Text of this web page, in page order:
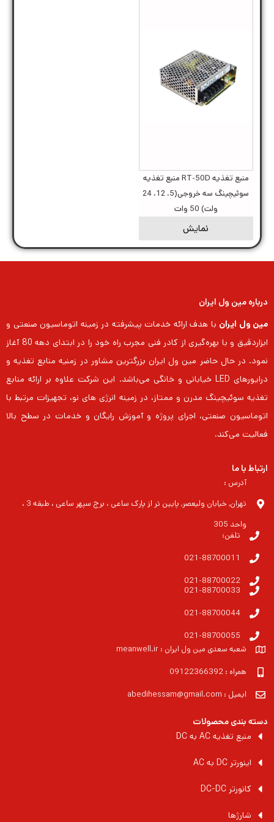
منبع تغذیه RT-50D منبع تغذیه
سوئیچینگ سه خروجی(5، 12، 24
ولت) 50 وات
نمایش
درباره مین ول ایران
مین ول ایران با هدف ارائه خدمات پیشرفته در زمینه اتوماسیون صنعتی و
ابزاردقیق و با بهره‌گیری از کادر فنی مجرب راه خود را در ابتدای دهه 80 آغاز
نمود. در حال حاضر مین ول ایران بزرگترین مشاور در زمنیه منابع تغذیه و
درایورهای LED خیابانی و خانگی می‌باشد. این شرکت علاوه بر ارائه منابع
تغذیه سوئیچینگ مدرن و ممتاز، در زمینه انرژی های نو، تجهیزات مرتبط با
اتوماسیون صنعتی، اجرای پروژه و آموزش رایگان و خدمات در سطح بالا
فعالیت می‌کند.
ارتباط با ما
آدرس :
تهران, خیابان ولیعصر, پایین تر از پارک ساعی ، برج سپهر ساعی ، طبقه 3 ،
واحد 305
تلفن:
021-88700011
021-88700022
021-88700033
021-88700044
021-88700055
شعبه سعدی مین ول ایران : meanwell.ir
همراه : 09122366392
ایمیل : abedihessam@gmail.com
دسته بندی محصولات
منبع تغذیه AC به DC
اینورتر DC به AC
کانورتر DC-DC
شارژها